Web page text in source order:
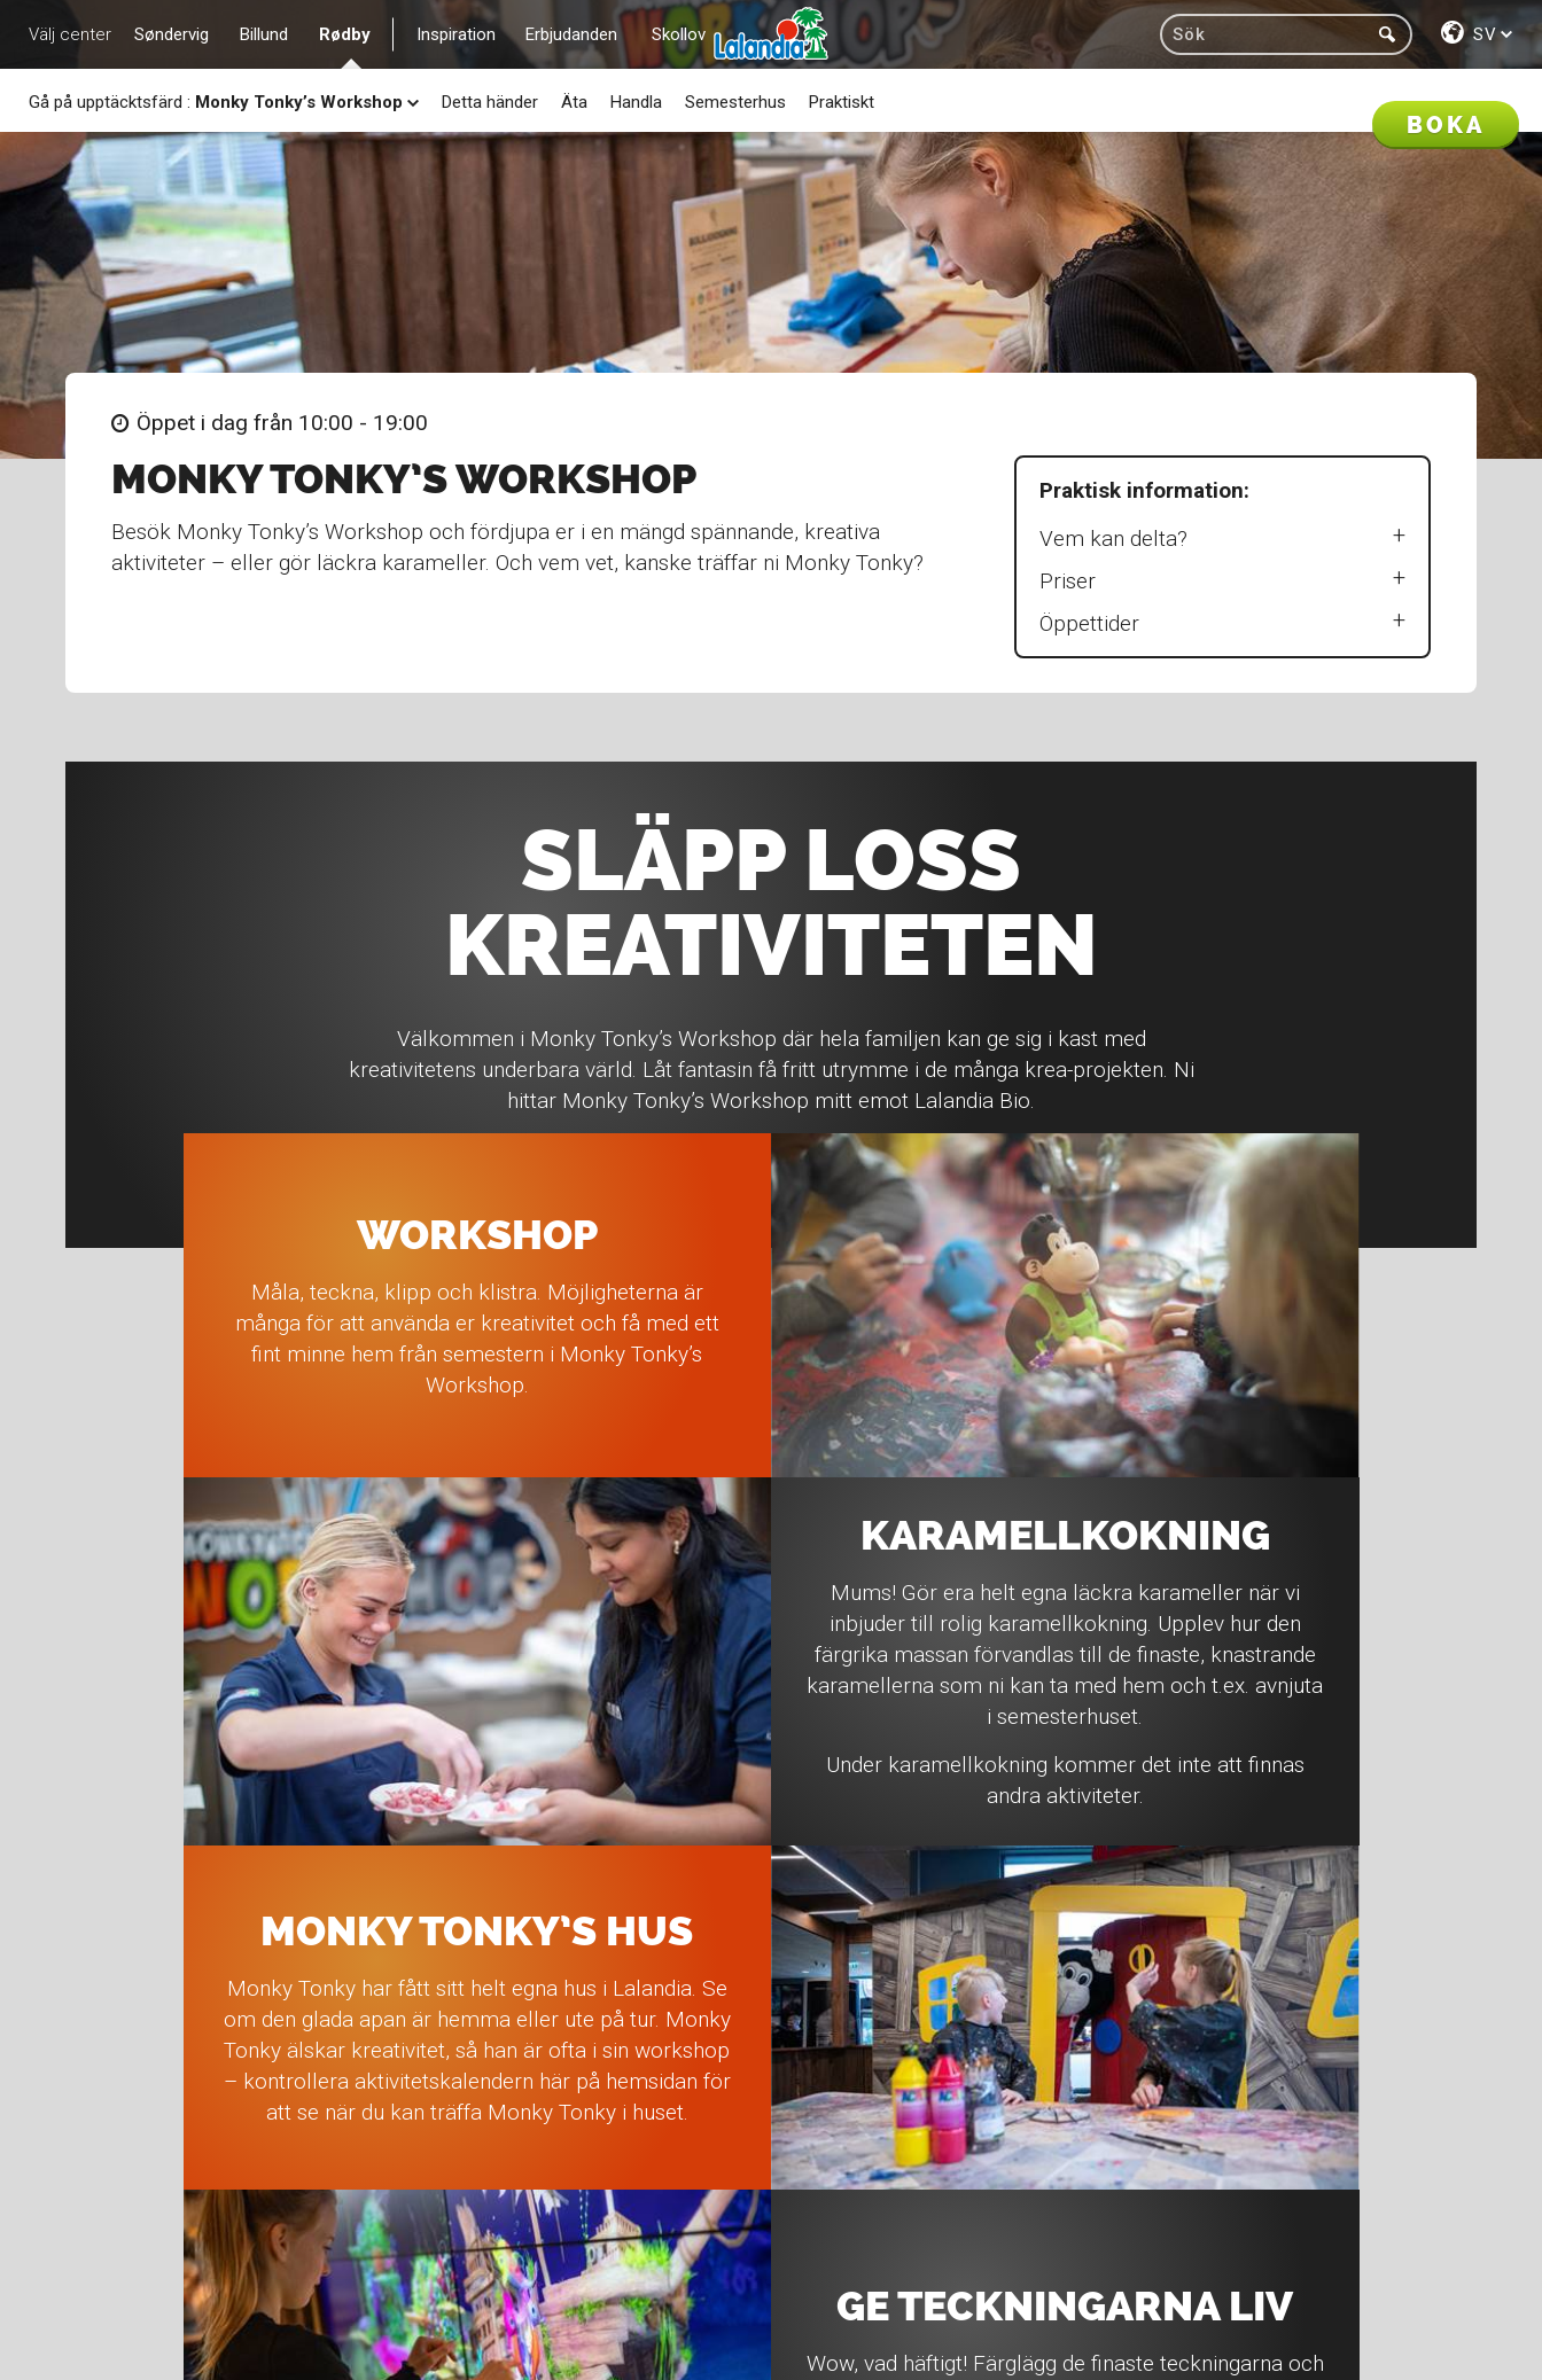
Välj center Søndervig Billund Rødby
Gå på upptäcktsfärd : Monky Tonky’s Workshop Detta händer Äta Handla Semesterhus Praktiskt
BOKA
Inspiration Erbjudanden Skollov SV
Öppet i dag från 10:00 - 19:00
MONKY TONKY’S WORKSHOP
Besök Monky Tonky’s Workshop och fördjupa er i en mängd spännande, kreativa
aktiviteter – eller gör läckra karameller. Och vem vet, kanske träffar ni Monky Tonky?
Praktisk information:
Vem kan delta?
Priser
Öppettider
SLÄPP LOSS
KREATIVITETEN
Välkommen i Monky Tonky’s Workshop där hela familjen kan ge sig i kast med
kreativitetens underbara värld. Låt fantasin få fritt utrymme i de många krea-projekten. Ni
hittar Monky Tonky’s Workshop mitt emot Lalandia Bio.
WORKSHOP
Måla, teckna, klipp och klistra. Möjligheterna är
många för att använda er kreativitet och få med ett
fint minne hem från semestern i Monky Tonky’s
Workshop.
KARAMELLKOKNING
Mums! Gör era helt egna läckra karameller när vi
inbjuder till rolig karamellkokning. Upplev hur den
färgrika massan förvandlas till de finaste, knastrande
karamellerna som ni kan ta med hem och t.ex. avnjuta
i semesterhuset.
Under karamellkokning kommer det inte att finnas
andra aktiviteter.
MONKY TONKY’S HUS
Monky Tonky har fått sitt helt egna hus i Lalandia. Se
om den glada apan är hemma eller ute på tur. Monky
Tonky älskar kreativitet, så han är ofta i sin workshop
– kontrollera aktivitetskalendern här på hemsidan för
att se när du kan träffa Monky Tonky i huset.
GE TECKNINGARNA LIV
Wow, vad häftigt! Färglägg de finaste teckningarna och